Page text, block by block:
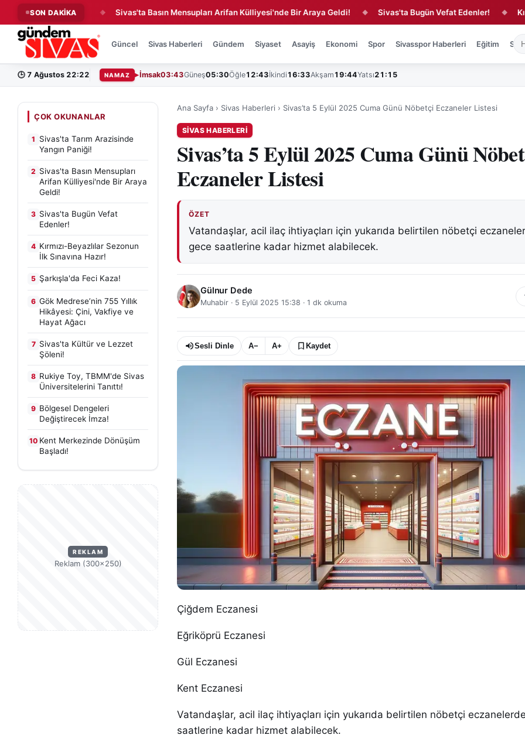
SON DAKİKA
Yangın Paniği! ◆ Sivas'ta Basın Mensupları Arifan Külliyesi'nde Bir Araya Geldi! ◆ Sivas'ta Bugün Vefat Edenler! ◆
Güncel Sivas Haberleri Gündem Siyaset Asayiş Ekonomi Spor Sivasspor Haberleri Eğitim
🕒 7 Ağustos 22:22 NAMAZ İmsak03:43Güneş05:30Öğle12:43İkindi 16:33Akşam 19:44Yatsı21:15
ÇOK OKUNANLAR
1 Sivas'ta Tarım Arazisinde
Yangın Paniği!
2 Sivas'ta Basın Mensupları
Arifan Külliyesi'nde Bir Araya
Geldi!
3 Sivas'ta Bugün Vefat
Edenler!
4 Kırmızı-Beyazlılar Sezonun
İlk Sınavına Hazır!
5 Şarkışla'da Feci Kaza!
6 Gök Medrese’nin 755 Yıllık
Hikâyesi: Çini, Vakfiye ve
Hayat Ağacı
7 Sivas'ta Kültür ve Lezzet
Şöleni!
8 Rukiye Toy, TBMM'de Sivas
Üniversitelerini Tanıttı!
9 Bölgesel Dengeleri
Değiştirecek İmza!
10 Kent Merkezinde Dönüşüm
Başladı!
REKLAM
Reklam (300×250)
Ana Sayfa › Sivas Haberleri › Sivas’ta 5 Eylül 2025 Cuma Günü Nöbetçi Eczaneler Listesi
SIVAS HABERLERI
Sivas’ta 5 Eylül 2025 Cuma Günü
Eczaneler Listesi
ÖZET
Vatandaşlar, acil ilaç ihtiyaçları için yukarıda belirtilen nöbetçi
gece saatlerine kadar hizmet alabilecek.
Gülnur Dede
Muhabir · 5 Eylül 2025 15:38 · 1 dk okuma
Sesli Dinle A− A+ Kaydet
Çiğdem Eczanesi
Eğriköprü Eczanesi
Gül Eczanesi
Kent Eczanesi
Vatandaşlar, acil ilaç ihtiyaçları için yukarıda belirtilen nöbetçi
saatlerine kadar hizmet alabilecek.